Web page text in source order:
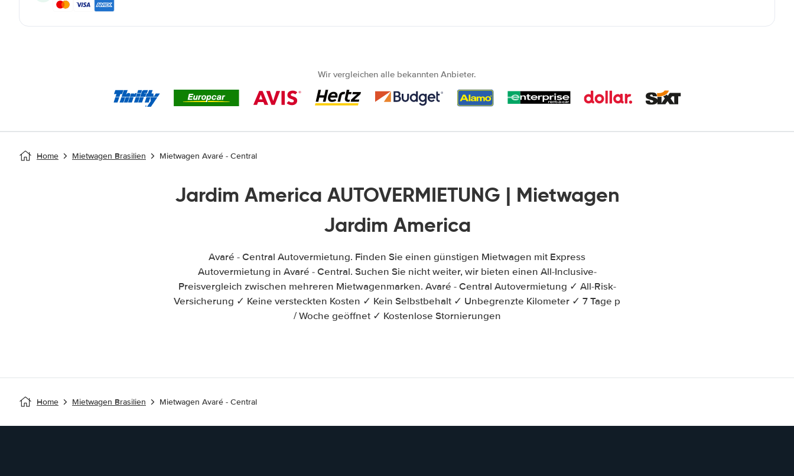
Wir vergleichen alle bekannten Anbieter.
Home Mietwagen Brasilien Mietwagen Avaré - Central
Jardim America AUTOVERMIETUNG | Mietwagen
Jardim America
Avaré - Central Autovermietung. Finden Sie einen günstigen Mietwagen mit Express
Autovermietung in Avaré - Central. Suchen Sie nicht weiter, wir bieten einen All-Inclusive-
Preisvergleich zwischen mehreren Mietwagenmarken. Avaré - Central Autovermietung ✓ All-Risk-
Versicherung ✓ Keine versteckten Kosten ✓ Kein Selbstbehalt ✓ Unbegrenzte Kilometer ✓ 7 Tage p
/ Woche geöffnet ✓ Kostenlose Stornierungen
Home Mietwagen Brasilien Mietwagen Avaré - Central